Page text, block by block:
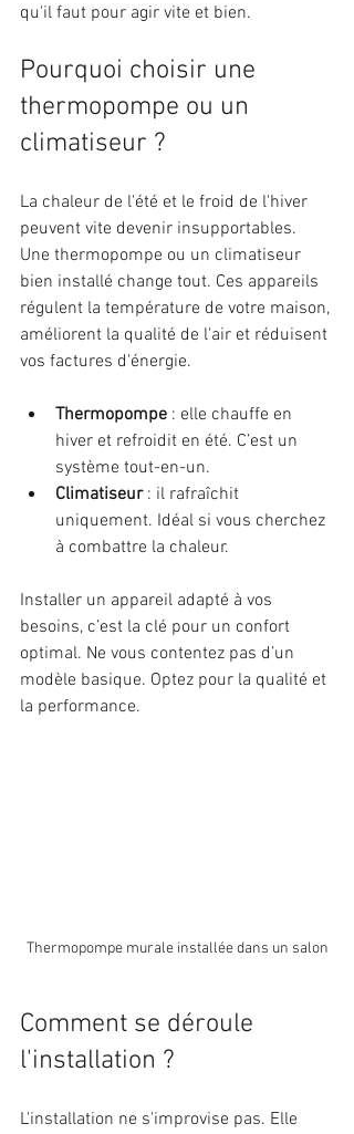
qu'il faut pour agir vite et bien.
Pourquoi choisir une
thermopompe ou un
climatiseur ?
La chaleur de l'été et le froid de l'hiver
peuvent vite devenir insupportables.
Une thermopompe ou un climatiseur
bien installé change tout. Ces appareils
régulent la température de votre maison,
améliorent la qualité de l'air et réduisent
vos factures d'énergie.
Thermopompe : elle chauffe en
hiver et refroidit en été. C’est un
système tout-en-un.
Climatiseur : il rafraîchit
uniquement. Idéal si vous cherchez
à combattre la chaleur.
Installer un appareil adapté à vos
besoins, c’est la clé pour un confort
optimal. Ne vous contentez pas d’un
modèle basique. Optez pour la qualité et
la performance.
Thermopompe murale installée dans un salon
Comment se déroule
l'installation ?
L'installation ne s'improvise pas. Elle